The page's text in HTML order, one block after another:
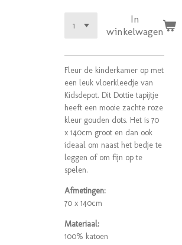
In
winkelwagen
Fleur de kinderkamer op met
een leuk vloerkleedje van
Kidsdepot. Dit Dottie tapijtje
heeft een mooie zachte roze
kleur gouden dots. Het is 70
x 140cm groot en dan ook
ideaal om naast het bedje te
leggen of om fijn op te
spelen.
Afmetingen:
70 x 140cm
Materiaal:
100% katoen